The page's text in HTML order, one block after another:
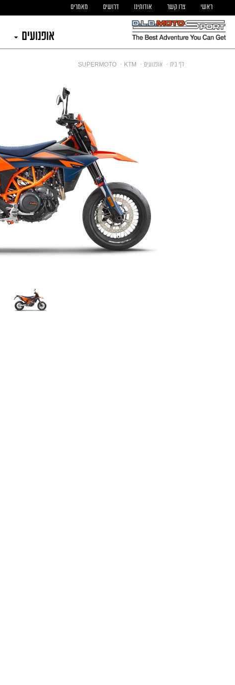
ראשי צרו קשר אודותינו דרושים מאמרים
אופנועים
דף בית אופנועים KTM
SUPERMOTO